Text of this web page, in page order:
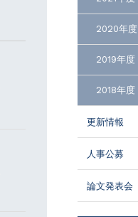
2020年度
2019年度
2018年度
更新情報
人事公募
論文発表会